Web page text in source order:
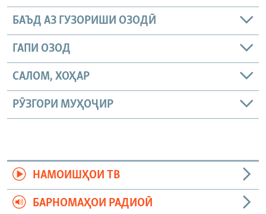
БАЪД АЗ ГУЗОРИШИ ОЗОДӢ
ГАПИ ОЗОД
САЛОМ, ХОҲАР
РӮЗГОРИ МУҲОҶИР
НАМОИШҲОИ ТВ
БАРНОМАҲОИ РАДИОӢ